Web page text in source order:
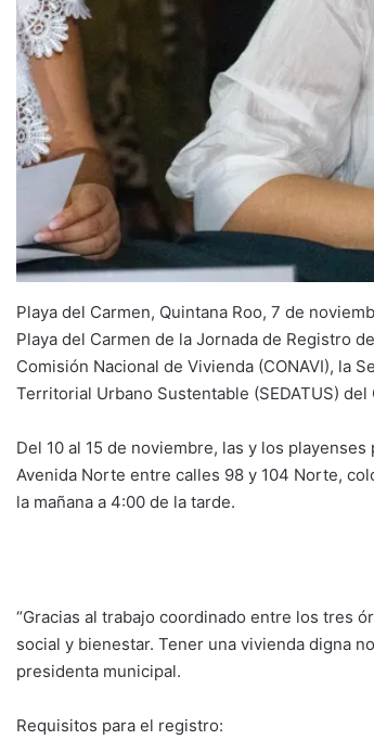
Playa del Carmen, Quintana Roo, 7 de
Playa del Carmen de la Jornada de Registro
Comisión Nacional de Vivienda (CONAVI), la
Territorial Urbano Sustentable (SEDATUS)
Del 10 al 15 de noviembre, las y los
Avenida Norte entre calles 98 y 104 Norte,
la mañana a 4:00 de la tarde.
“Gracias al trabajo coordinado entre los tres
social y bienestar. Tener una vivienda digna
presidenta municipal.
Requisitos para el registro: